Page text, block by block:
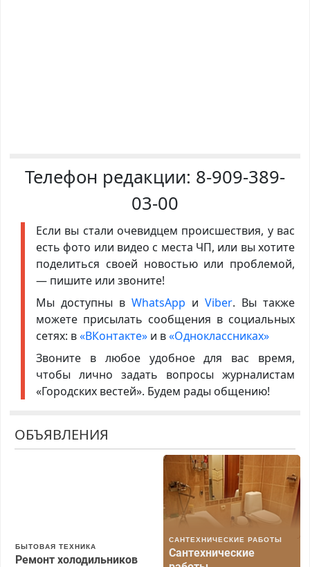
Телефон редакции: 8-909-389-
03-00
Если вы стали очевидцем происшествия, у вас
есть фото или видео с места ЧП, или вы хотите
поделиться своей новостью или проблемой,
— пишите или звоните!
Мы доступны в WhatsApp иViber. Вы также
можете присылать сообщения в социальных
сетях: в«ВКонтакте»и в«Одноклассниках»
Звоните в любое удобное для вас время,
чтобы лично задать вопросы журналистам
«Городских вестей». Будем рады общению!
ОБЪЯВЛЕНИЯ
БЫТОВАЯ ТЕХНИКА
Ремонт холодильников
САНТЕХНИЧЕСКИЕ РАБОТЫ
Сантехнические